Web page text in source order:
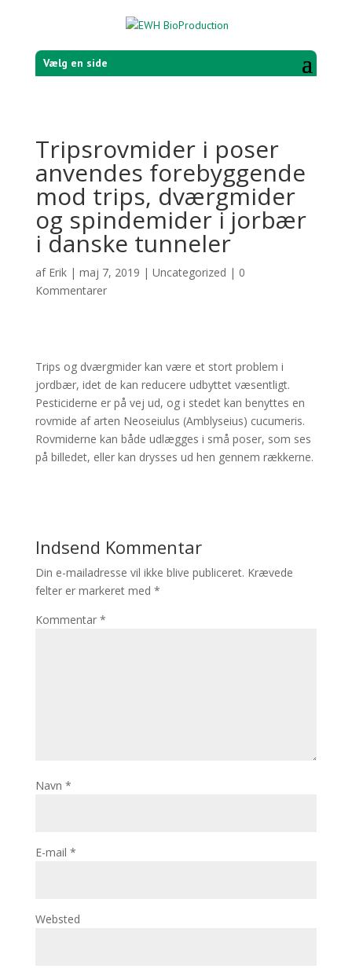
Vælg en side
Tripsrovmider i poser
anvendes forebyggende
mod trips, dværgmider
og spindemider i jorbær
i danske tunneler
af Erik| maj 7, 2019 | Uncategorized | 0
Kommentarer
Trips og dværgmider kan være et stort problem i
jordbær, idet de kan reducere udbyttet væsentligt.
Pesticiderne er på vej ud, og i stedet kan benyttes en
rovmide af arten Neoseiulus (Amblyseius) cucumeris.
Rovmiderne kan både udlægges i små poser, som ses
på billedet, eller kan drysses ud hen gennem rækkerne.
Indsend Kommentar
Din e-mailadresse vil ikke blive publiceret. Krævede
felter er markeret med *
Kommentar *
Navn *
E-mail *
Websted